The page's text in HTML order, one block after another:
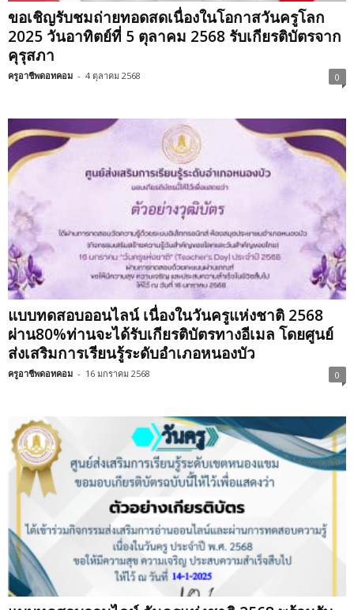
ขอเชิญรับชมถ่ายทอดสดเนื่องในโอกาสวันครูโลก
2025 วันอาทิตย์ที่ 5 ตุลาคม 2568 รับเกียรติบัตรจาก
คุรุสภา
ครูอาชีพดอทคอม - 4 ตุลาคม 2568 0
แบบทดสอบออนไลน์ เนื่องในวันครูแห่งชาติ 2568
ผ่าน80%ท่านจะได้รับเกียรติบัตรทางอีเมล โดยศูนย์
ส่งเสริมการเรียนรู้ระดับอำเภอหนองบัว
ครูอาชีพดอทคอม - 16 มกราคม 2568 0